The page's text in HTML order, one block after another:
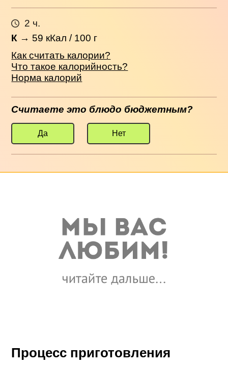
2 ч.
К → 59 кКал / 100 г
Как считать калории?
Что такое калорийность?
Норма калорий
Считаете это блюдо бюджетным?
Да Нет
Процесс приготовления